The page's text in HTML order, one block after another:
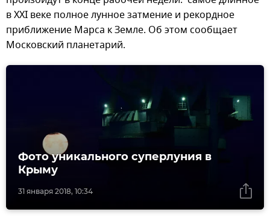
в XXI веке полное лунное затмение и рекордное
приближение Марса к Земле. Об этом сообщает
Московский планетарий.
31 января 2018, 10:34
Фото уникального суперлуния в
Крыму